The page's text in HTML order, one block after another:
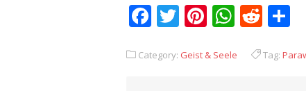
Facebook
Twitter
Pinterest
Category: Geist & Seele Tag: